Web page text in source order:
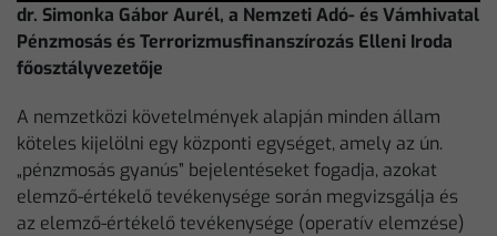
dr. Simonka Gábor Aurél, a Nemzeti Adó- és Vámhivatal
Pénzmosás és Terrorizmusfinanszírozás Elleni Iroda
főosztályvezetője
A nemzetközi követelmények alapján minden állam
köteles kijelölni egy központi egységet, amely az ún.
„pénzmosás gyanús” bejelentéseket fogadja, azokat
elemző-értékelő tevékenysége során megvizsgálja és
az elemző-értékelő tevékenysége (operatív elemzése)